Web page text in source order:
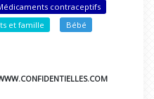
contraceptifs
et famille
Bébé